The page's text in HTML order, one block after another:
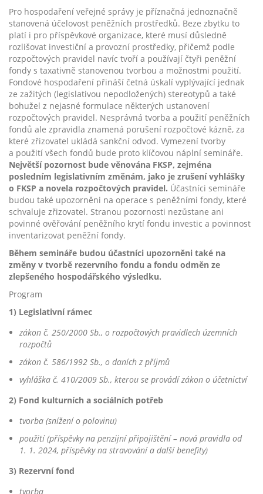
Pro hospodaření veřejné správy je příznačná jednoznačně
stanovená účelovost peněžních prostředků. Beze zbytku to
platí i pro příspěvkové organizace, které musí důsledně
rozlišovat investiční a provozní prostředky, přičemž podle
rozpočtových pravidel navíc tvoří a používají čtyři peněžní
fondy s taxativně stanovenou tvorbou a možnostmi použití.
Fondové hospodaření přináší četná úskalí vyplývající jednak
ze zažitých (legislativou nepodložených) stereotypů a také
bohužel z nejasné formulace některých ustanovení
rozpočtových pravidel. Nesprávná tvorba a použití peněžních
fondů ale zpravidla znamená porušení rozpočtové kázně, za
které zřizovatel ukládá sankční odvod. Vymezení tvorby
a použití všech fondů bude proto klíčovou náplní semináře.
Největší pozornost bude věnována FKSP, zejména
posledním legislativním změnám, jako je zrušení vyhlášky
o FKSP a novela rozpočtových pravidel. Účastníci semináře
budou také upozorněni na operace s peněžními fondy, které
schvaluje zřizovatel. Stranou pozornosti nezůstane ani
povinné ověřování peněžního krytí fondu investic a povinnost
inventarizovat peněžní fondy.
Během semináře budou účastníci upozorněni také na
změny v tvorbě rezervního fondu a fondu odměn ze
zlepšeného hospodářského výsledku.
Program
1) Legislativní rámec
zákon č. 250/2000 Sb., o rozpočtových pravidlech územních
rozpočtů
zákon č. 586/1992 Sb., o daních z příjmů
vyhláška č. 410/2009 Sb., kterou se provádí zákon o účetnictví
2) Fond kulturních a sociálních potřeb
tvorba (snížení o polovinu)
použití (příspěvky na penzijní připojištění – nová pravidla od
1. 1. 2024, příspěvky na stravování a další benefity)
3) Rezervní fond
tvorba